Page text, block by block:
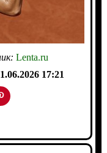
Lenta.ru
17:21